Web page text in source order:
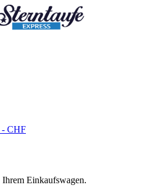
- CHF
Einkaufswagen.